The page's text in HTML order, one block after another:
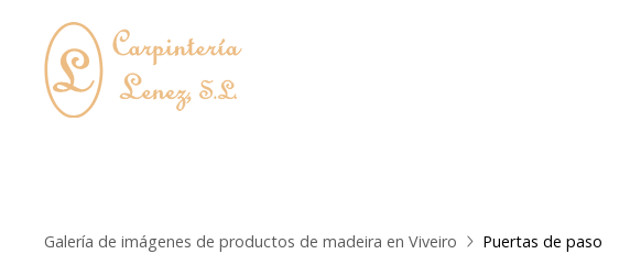
Galería de imágenes de productos de madeira en Viveiro Puertas de paso